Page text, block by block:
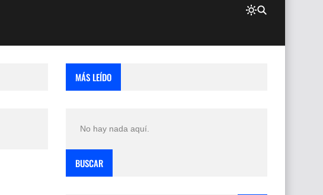
MÁS LEÍDO
No hay nada aquí.
BUSCAR